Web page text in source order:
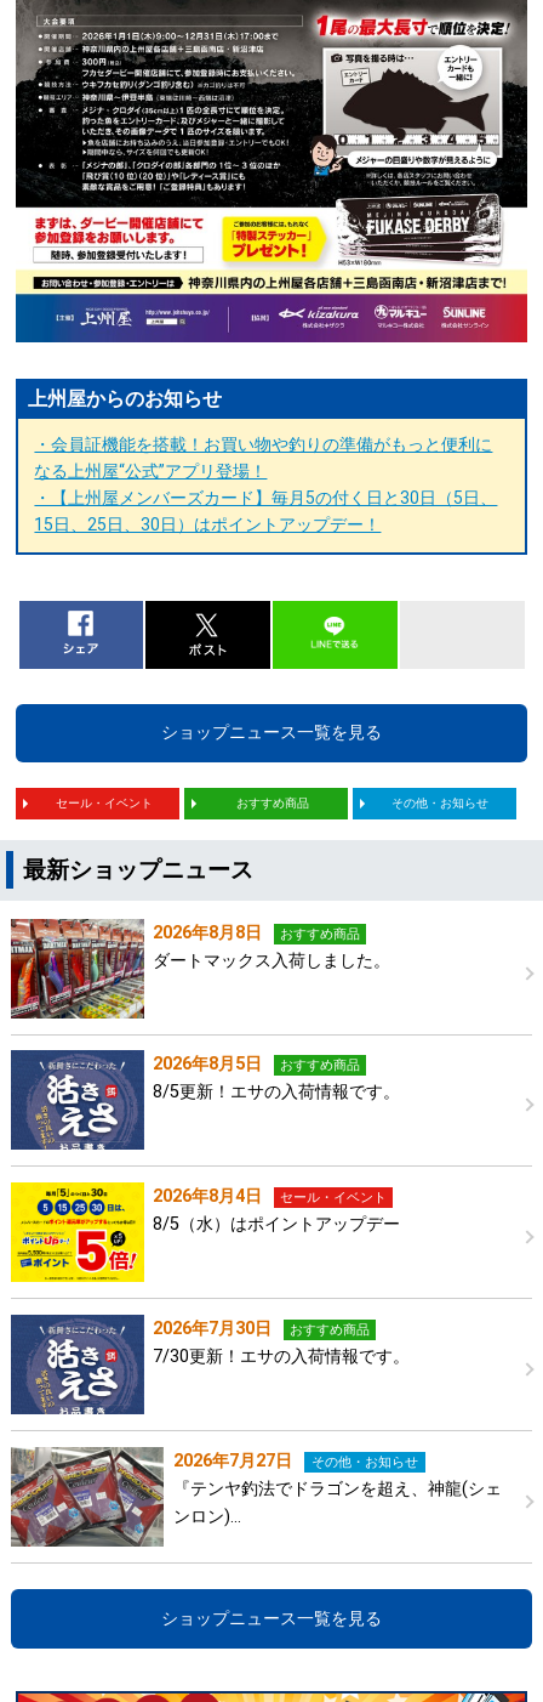
上州屋からのお知らせ
・会員証機能を搭載！お買い物や釣りの準備がもっと便利に
なる上州屋“公式”アプリ登場！
・【上州屋メンバーズカード】毎月5の付く日と30日（5日、
15日、25日、30日）はポイントアップデー！
ショップニュース一覧を見る
セール・イベント おすすめ商品 その他・お知らせ
最新ショップニュース
2026年8月8日 おすすめ商品
ダートマックス入荷しました。
2026年8月5日 おすすめ商品
8/5更新！エサの入荷情報です。
2026年8月4日 セール・イベント
8/5（水）はポイントアップデー
2026年7月30日 おすすめ商品
7/30更新！エサの入荷情報です。
2026年7月27日 その他・お知らせ
『テンヤ釣法でドラゴンを超え、神龍(シェ
ンロン)…
ショップニュース一覧を見る